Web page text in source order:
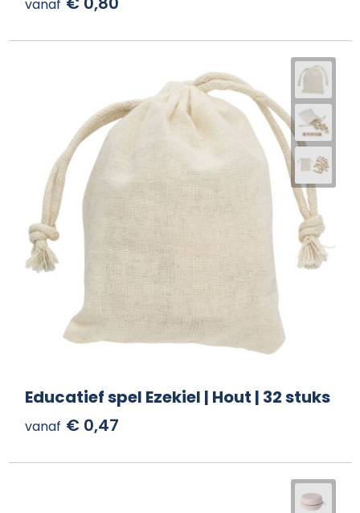
vanaf
Educatief spel Ezekiel | Hout | 32 stuks
vanaf € 0,47